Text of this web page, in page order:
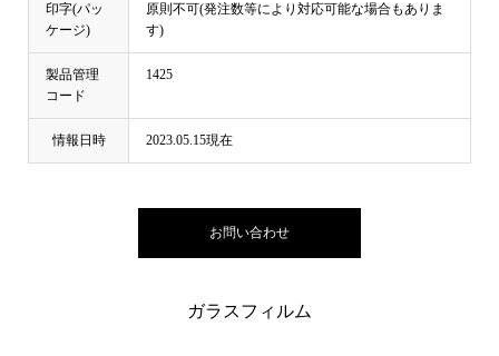
印字(パッ
ケージ)
原則不可(発注数等により対応可能な場合もありま
す)
製品管理
コード
1425
情報日時 2023.05.15現在
お問い合わせ
ガラスフィルム